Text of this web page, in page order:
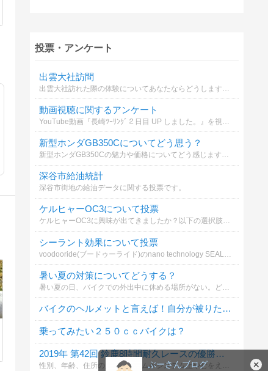
ぶーさんブログ
投票・アンケート
出雲大社訪問
動画視聴に関するアンケート
YouTube動画『長崎ﾂｰﾘﾝｸﾞ２日目 UP しました。』を視聴しますか？
新型ホンダGB350Cについてどう思う？
新型ホンダGB350Cの魅力や価格についてどう感じますか？
深谷市給油統計
深谷市街地の給油データに関する投票です。
ケルヒャーOC3について投票
ケルヒャーOC3に興味が出てきましたか？以下の選択肢からどれが気になりますか？
シーラント効果について投票
暑い夏の対策についてどうする？
バイクのヘルメットと言えば！自分が被りたいヘルメットは？
乗ってみたい２５０ｃｃバイクは？
2019年 第42回 鈴鹿8時間耐久レースの優勝チームは？ （リスト2）
性別、年齢、住所の入力フォームがシステム上やむをえず出てしまいますが、入力しなくても投票できますので気軽に投票してください。 投票締切はレースウィーク直前の 7月25日（木）の17時となっています。